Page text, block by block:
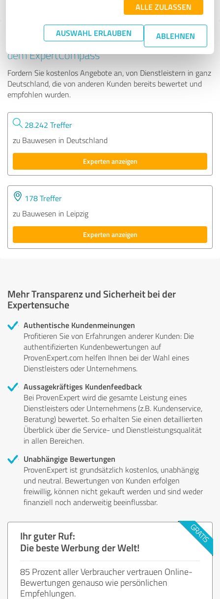
ALLE ZULASSEN
AUSWAHL ERLAUBEN ABLEHNEN
Tipp: Die passenden Experten finden - mit
dem ExpertCompass
Fordern Sie kostenlos Angebote an, von Dienstleistern in ganz
Deutschland, die von anderen Kunden bereits bewertet und
empfohlen wurden.
28.242 Treffer
zu Bauwesen in Deutschland
Experten anzeigen
178 Treffer
zu Bauwesen in Leipzig
Experten anzeigen
Mehr Transparenz und Sicherheit bei der
Expertensuche
Authentische Kundenmeinungen
Profitieren Sie von Erfahrungen anderer Kunden: Die
authentifizierten Kundenbewertungen auf
ProvenExpert.com helfen Ihnen bei der Wahl eines
Dienstleisters oder Unternehmens.
Aussagekräftiges Kundenfeedback
Bei ProvenExpert wird die gesamte Leistung eines
Dienstleisters oder Unternehmens (z.B. Kundenservice,
Beratung) bewertet. So erhalten Sie einen detaillierten
Überblick über die Service- und Dienstleistungsqualität
in allen Bereichen.
Unabhängige Bewertungen
ProvenExpert ist grundsätzlich kostenlos, unabhängig
und neutral. Bewertungen von Kunden erfolgen
freiwillig, können nicht gekauft werden und sind weder
finanziell noch anderweitig beeinflussbar.
Ihr guter Ruf:
Die beste Werbung der Welt!
85 Prozent aller Verbraucher vertrauen Online-
Bewertungen genauso wie persönlichen
Empfehlungen.